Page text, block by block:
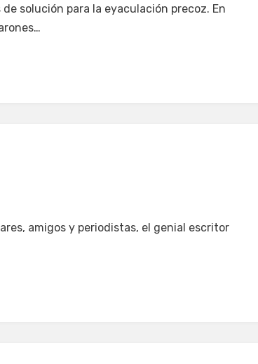
solución para la eyaculación precoz. En
amigos y periodistas, el genial escritor